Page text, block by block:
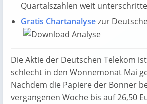
Quartalszahlen weit
Gratis Chartanalysezur
Die Aktie der Deutschen Telekom
schlecht in den Wonnemonat Mai
Nachdem die Papiere der Bonner
vergangenen Woche bis auf 26,50